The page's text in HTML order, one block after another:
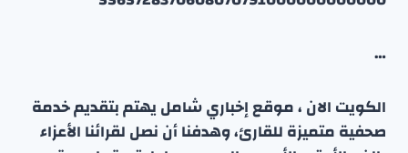
…
الكويت الان ، موقع إخباري شامل يهتم بتقديم خدمة
صحفية متميزة للقارئ، وهدفنا أن نصل لقرائنا الأعزاء